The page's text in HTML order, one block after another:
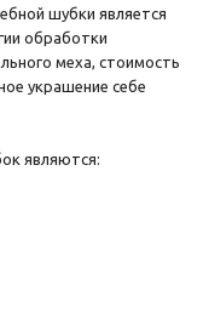
шубки является
обработки
меха, стоимость
украшение себе
являются: